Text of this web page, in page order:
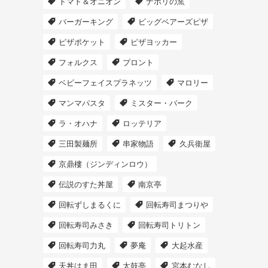
バーガーキング ビッグベアーズピザ
ピザポケット ピザヨッカー
フォルクス プロント
ベビーフェイスプラネッツ マロリー
マンマパスタ ミスター・バーク
ラ・オハナ ロッテリア
三田製麺所 串家物語 久兵衛屋
京鼎樓（ジンディンロウ）
伝説のすた丼屋 南京亭
回転ずしまるくに 回転寿司まつりや
回転寿司みさき 回転寿司トリトン
回転寿司力丸 夢庵 大起水産
天丼はま田 太鼓亭 宮本むなし